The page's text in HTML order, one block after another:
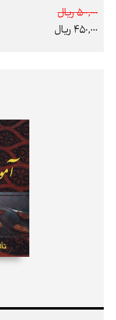
500,000 ريال
450,000 ريال